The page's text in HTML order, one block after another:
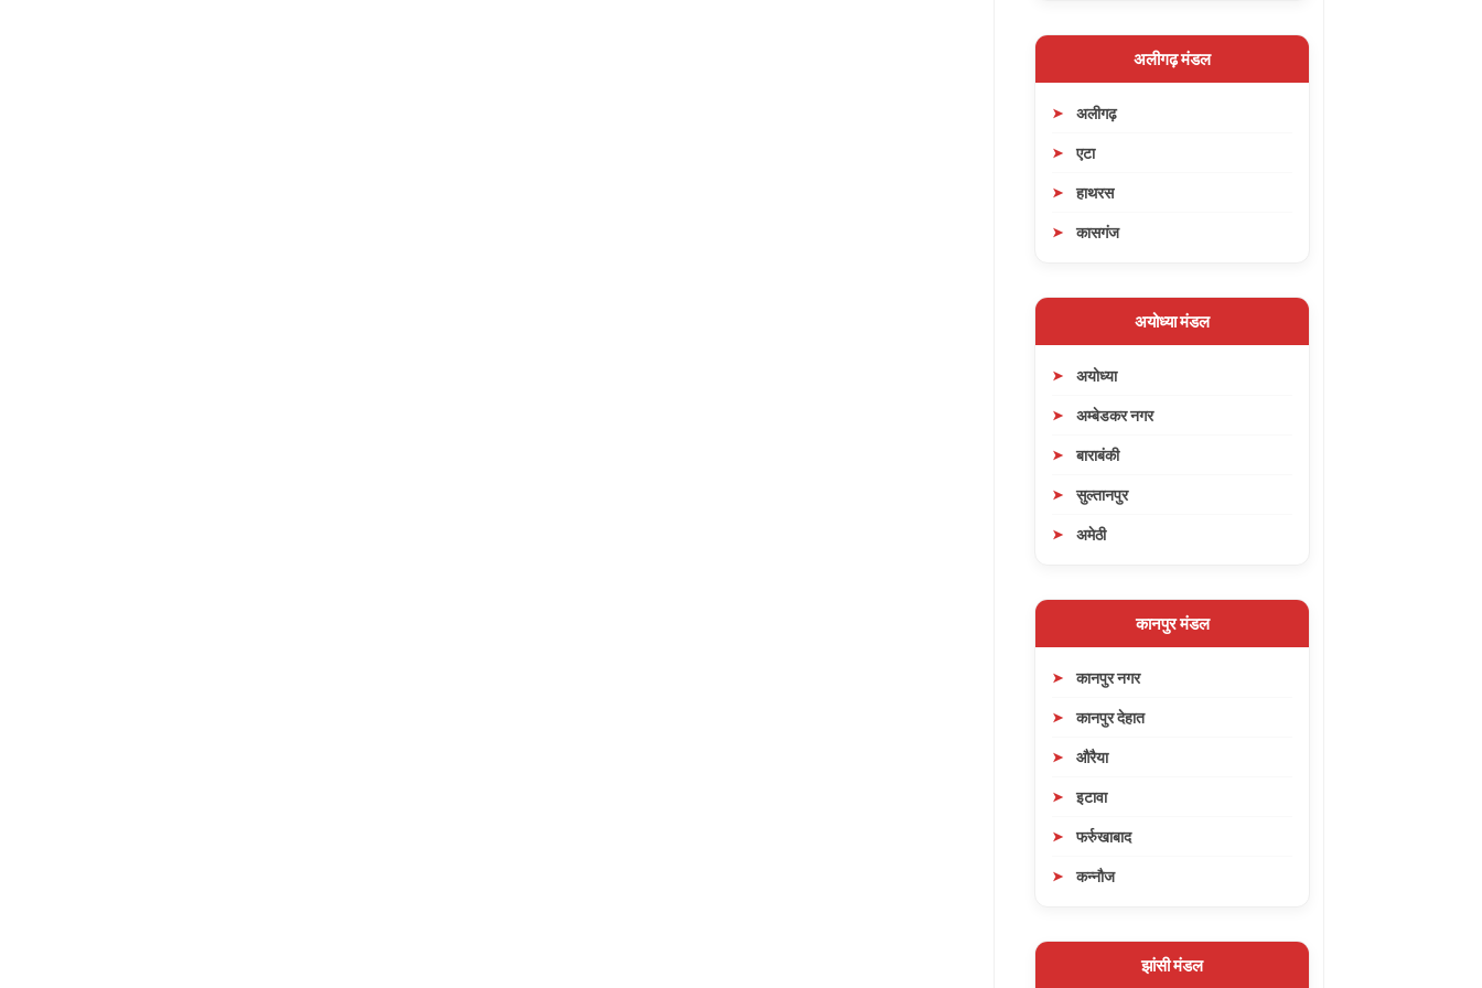
अलीगढ़ मंडल
अलीगढ़
एटा
हाथरस
कासगंज
अयोध्या मंडल
अयोध्या
अम्बेडकर नगर
बाराबंकी
सुल्तानपुर
अमेठी
कानपुर मंडल
कानपुर नगर
कानपुर देहात
औरैया
इटावा
फर्रुखाबाद
कन्नौज
झांसी मंडल